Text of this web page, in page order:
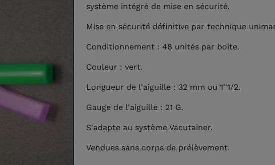
système intégré de mise en sécurité.
Mise en sécurité définitive par technique
Conditionnement : 48 unités par boîte.
Couleur : vert.
Longueur de l'aiguille : 32 mm ou 1''1/2.
Gauge de l'aiguille : 21 G.
S'adapte au système Vacutainer.
Vendues sans corps de prélèvement.